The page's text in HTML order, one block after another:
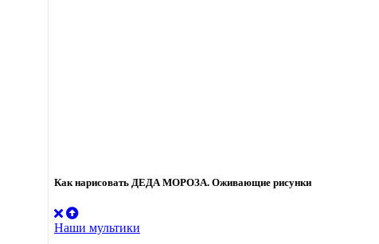
Как нарисовать ДЕДА МОРОЗА. Оживающие рисунки
Наши мультики